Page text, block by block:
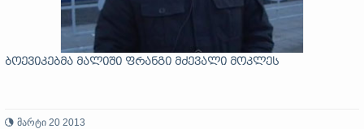
ბოევიკებმა მალიში ფრანგი მძევალი მოკლეს
მარტი 20 2013